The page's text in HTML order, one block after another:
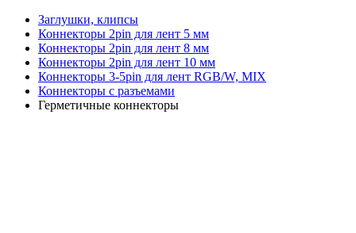
Заглушки, клипсы
Коннекторы 2pin для лент 5 мм
Коннекторы 2pin для лент 8 мм
Коннекторы 2pin для лент 10 мм
Коннекторы 3-5pin для лент RGB/W, MIX
Коннекторы с разъемами
Герметичные коннекторы